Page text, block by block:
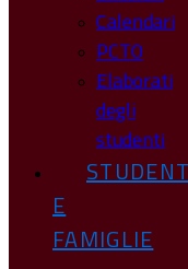
Calendari
PCTO
Elaborati
degli
studenti
E
FAMIGLIE